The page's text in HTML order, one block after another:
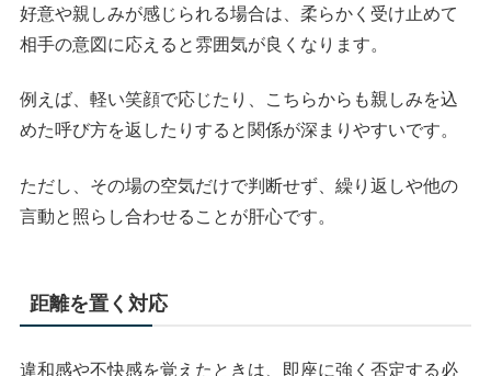
好意や親しみが感じられる場合は、柔らかく受け止めて
相手の意図に応えると雰囲気が良くなります。
例えば、軽い笑顔で応じたり、こちらからも親しみを込
めた呼び方を返したりすると関係が深まりやすいです。
ただし、その場の空気だけで判断せず、繰り返しや他の
言動と照らし合わせることが肝心です。
距離を置く対応
違和感や不快感を覚えたときは、即座に強く否定する必